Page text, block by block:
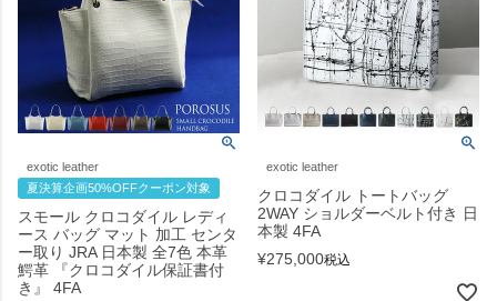
exotic leather
夏決算企画50%OFFクーポン対象
スモール クロコダイル レディ
ース バッグ マット 加工 センタ
ー取り JRA 日本製 全7色 本革
鰐革 『クロコダイル保証書付
き』 4FA
exotic leather
クロコダイル トートバッグ
2WAY ショルダーベルト付き 日
本製 4FA
¥275,000税込